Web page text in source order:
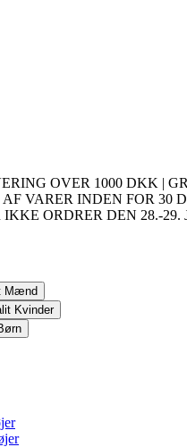
OVER 1000 DKK |
VARER INDEN FOR 30
IKKE ORDRER DEN 28.-29.
Mænd
Kvinder